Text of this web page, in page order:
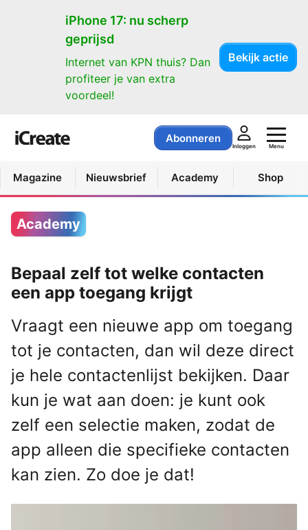
iPhone 17: nu scherp
geprijsd
Internet van KPN thuis? Dan
profiteer je van extra
voordeel!
Bekijk actie
Abonneren
Inloggen Menu
Magazine Nieuwsbrief Academy Shop
Academy
Bepaal zelf tot welke contacten
een app toegang krijgt
Vraagt een nieuwe app om toegang
tot je contacten, dan wil deze direct
je hele contactenlijst bekijken. Daar
kun je wat aan doen: je kunt ook
zelf een selectie maken, zodat de
app alleen die specifieke contacten
kan zien. Zo doe je dat!